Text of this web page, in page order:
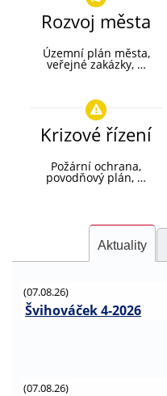
Rozvoj města
Územní plán města,
veřejné zakázky, …
Krizové řízení
Požární ochrana,
povodňový plán, …
Aktuality
(07.08.26)
Švihováček 4-2026
(07.08.26)